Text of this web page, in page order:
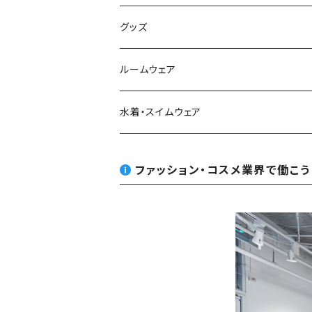
Tシャツ
シャツ・ブラウス
ブーツ
スニーカー
サンダル
グッズ
バッグ
帽子
ルームウェア
水着・スイムウェア
ファッション・コスメ業界で働こう